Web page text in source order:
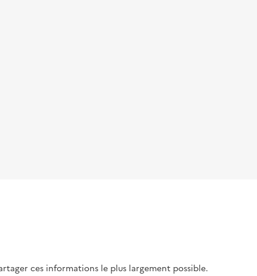
ces informations le plus largement possible.